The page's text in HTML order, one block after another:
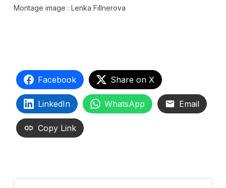
Montage image : Lenka Fillnerova
Facebook Share on X
LinkedIn WhatsApp Email
Copy Link